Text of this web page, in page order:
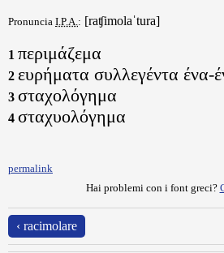
Pronuncia I.P.A.: [raʧimolaˈtura]
1 περιμάζεμα
2 ευρήματα συλλεγέντα ένα-
3 σταχολόγημα
4 σταχυολόγημα
permalink
Hai problemi con i font greci?
‹ racimolare